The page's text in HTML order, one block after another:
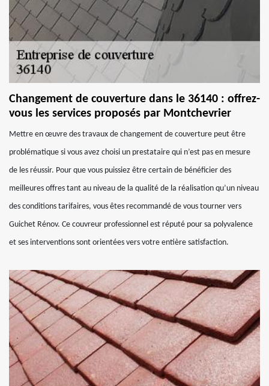
Changement de couverture dans le 36140 : offrez-
vous les services proposés par Montchevrier
Mettre en œuvre des travaux de changement de couverture peut être
problématique si vous avez choisi un prestataire qui n’est pas en mesure
de les réussir. Pour que vous puissiez être certain de bénéficier des
meilleures offres tant au niveau de la qualité de la réalisation qu’un niveau
des conditions tarifaires, vous êtes recommandé de vous tourner vers
Guichet Rénov. Ce couvreur professionnel est réputé pour sa polyvalence
et ses interventions sont orientées vers votre entière satisfaction.